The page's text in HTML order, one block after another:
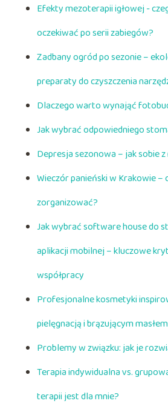
Efekty mezoterapii igłowej -
oczekiwać po serii zabiegów?
Zadbany ogród po sezonie –
preparaty do czyszczenia
Dlaczego warto wynająć
Jak wybrać odpowiedniego
Depresja sezonowa – jak sobie
Wieczór panieński w Krakowie –
zorganizować?
Jak wybrać software house do
aplikacji mobilnej – kluczowe
współpracy
Profesjonalne kosmetyki
pielęgnacją i brązującym masłem
Problemy w związku: jak je
Terapia indywidualna vs.
terapii jest dla mnie?